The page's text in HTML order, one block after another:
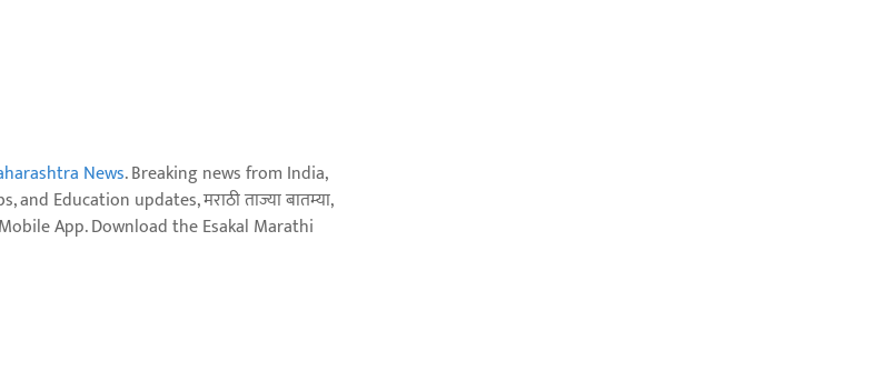
News. Breaking news from India,
Education updates, मराठी ताज्या बातम्या,
Mobile App. Download the Esakal Marathi